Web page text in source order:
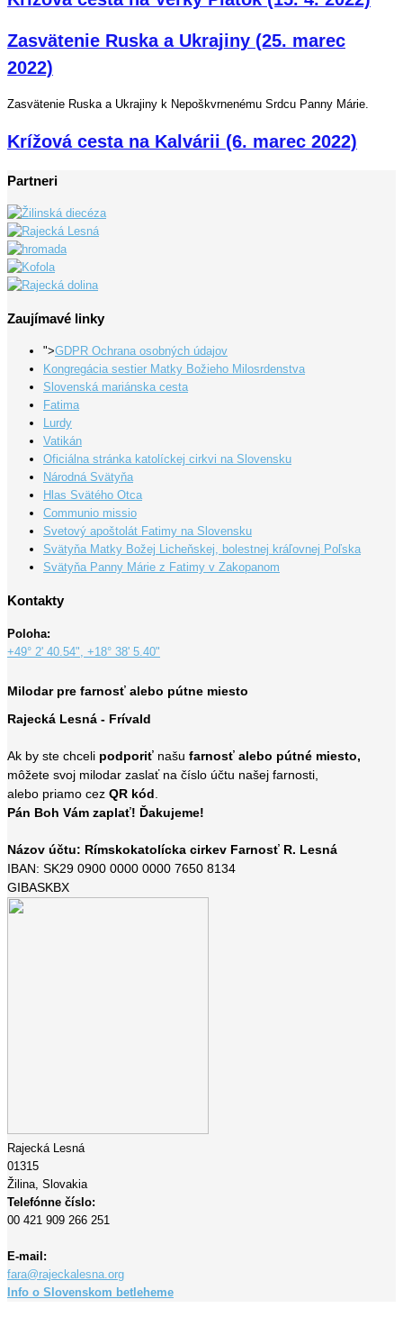
Zasvätenie Ruska a Ukrajiny (25. marec
2022)
Zasvätenie Ruska a Ukrajiny k Nepoškvrnenému Srdcu Panny Márie.
Krížová cesta na Kalvárii (6. marec 2022)
Partneri
Zaujímavé linky
">GDPR Ochrana osobných údajov
Kongregácia sestier Matky Božieho Milosrdenstva
Slovenská mariánska cesta
Fatima
Lurdy
Vatikán
Oficiálna stránka katolíckej cirkvi na Slovensku
Národná Svätyňa
Hlas Svätého Otca
Communio missio
Svetový apoštolát Fatimy na Slovensku
Svätyňa Matky Božej Licheňskej, bolestnej kráľovnej Poľska
Svätyňa Panny Márie z Fatimy v Zakopanom
Kontakty
Poloha:
+49° 2' 40.54", +18° 38' 5.40"
Milodar pre farnosť alebo pútne miesto
Rajecká Lesná - Frívald
Ak by ste chceli podporiť našu farnosť alebo pútné miesto,
môžete svoj milodar zaslať na číslo účtu našej farnosti,
alebo priamo cez QR kód
Pán Boh Vám zaplať! Ďakujeme!
Názov účtu: Rímskokatolícka cirkev Farnosť R. Lesná
IBAN: SK29 0900 0000 0000 7650 8134
GIBASKBX
Rajecká Lesná
01315
Žilina, Slovakia
Telefónne číslo:
00 421 909 266 251
E-mail:
fara@rajeckalesna.org
Info o Slovenskom betleheme